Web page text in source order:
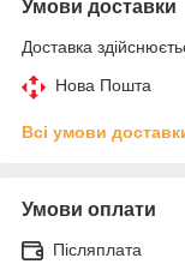
Умови доставки
Доставка
Нова Пошта
Всі умови
Умови оплати
Післяплата